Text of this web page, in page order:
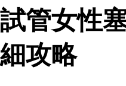
試管女性
細攻略